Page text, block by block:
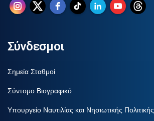
Σύνδεσμοι
Σημεία Σταθμοί
Σύντομο Βιογραφικό
Υπουργείο Ναυτιλίας και Νησιωτικής Πολιτικής